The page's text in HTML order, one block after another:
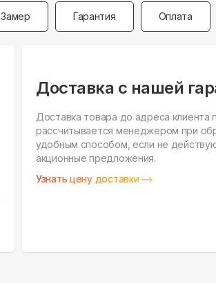
Замер Гарантия Оплата
Доставка с нашей
Доставка товара до адреса клиента
рассчитывается менеджером при
удобным способом, если не
акционные предложения.
Узнать цену доставки